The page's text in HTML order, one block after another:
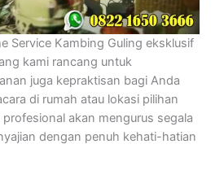
Service Kambing Guling eksklusif
kami rancang untuk
juga kepraktisan bagi Anda
di rumah atau lokasi pilihan
akan mengurus segala
dengan penuh kehati-hatian